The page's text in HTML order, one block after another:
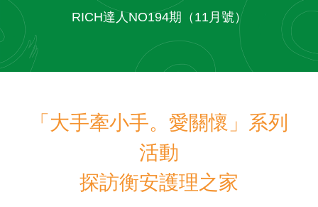
MDRT
公益活動
RICH達人NO194期（11月號）
「大手牽小手。愛關懷」系列
活動
探訪衡安護理之家